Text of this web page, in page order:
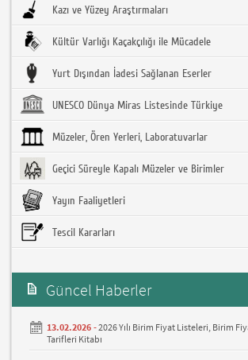
Kazı ve Yüzey Araştırmaları
Kültür Varlığı Kaçakçılığı ile Mücadele
Yurt Dışından İadesi Sağlanan Eserler
UNESCO Dünya Miras Listesinde Türkiye
Müzeler, Ören Yerleri, Laboratuvarlar
Geçici Süreyle Kapalı Müzeler ve Birimler
Yayın Faaliyetleri
Tescil Kararları
Güncel Haberler
13.02.2026 -2026 Yılı Birim Fiyat Listeleri, Birim
Tarifleri Kitabı